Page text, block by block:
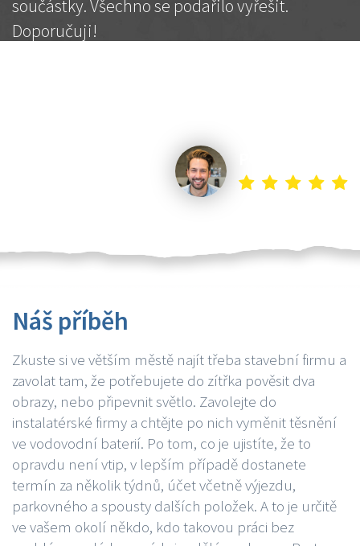
součástky. Všechno se podařilo vyřešit.
Doporučuji!
Náš příběh
Zkuste si ve větším městě najít třeba stavební firmu a
zavolat tam, že potřebujete do zítřka pověsit dva
obrazy, nebo připevnit světlo. Zavolejte do
instalatérské firmy a chtějte po nich vyměnit těsnění
ve vodovodní baterií. Po tom, co je ujistíte, že to
opravdu není vtip, v lepším případě dostanete
termín za několik týdnů, účet včetně výjezdu,
parkovného a spousty dalších položek. A to je určitě
ve vašem okolí někdo, kdo takovou práci bez